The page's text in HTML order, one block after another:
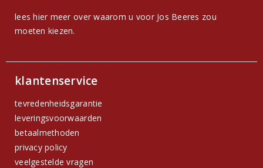
lees hier meer over waarom u voor Jos Beeres zou
moeten kiezen.
klantenservice
tevredenheidsgarantie
leveringsvoorwaarden
betaalmethoden
privacy policy
veelgestelde vragen